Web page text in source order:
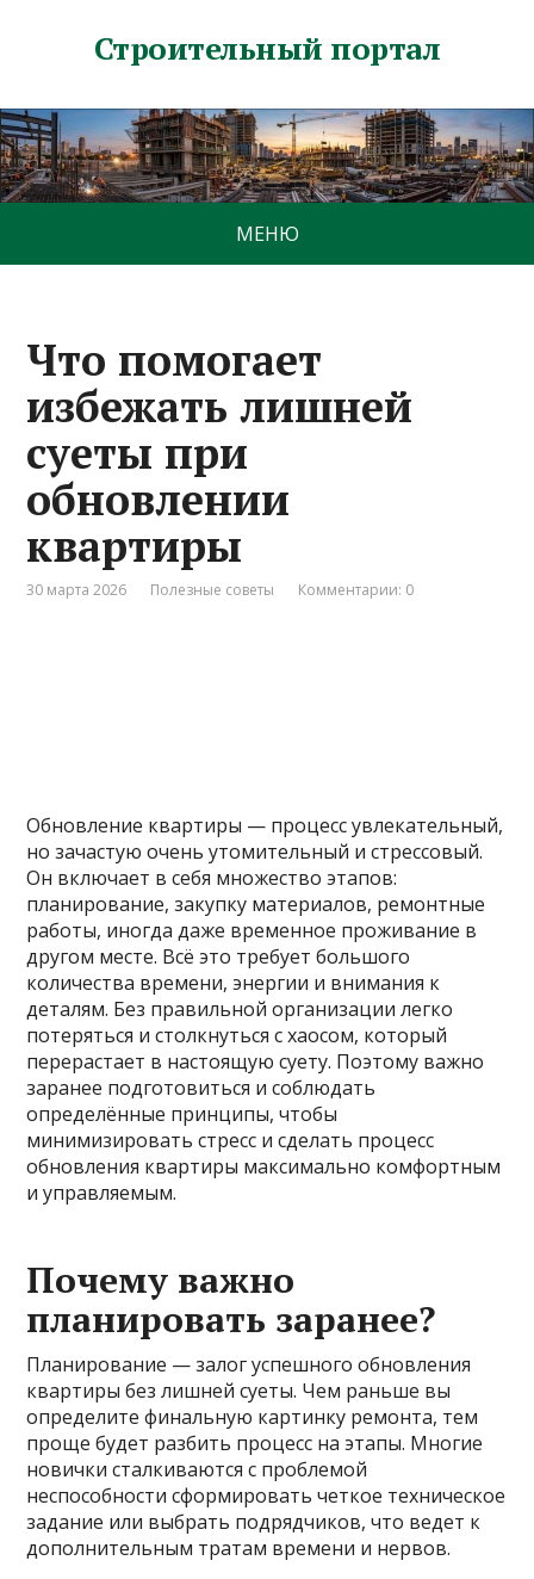
Строительный портал
МЕНЮ
Что помогает
избежать лишней
суеты при
обновлении
квартиры
30 марта 2026 Полезные советы Комментарии: 0
Обновление квартиры — процесс увлекательный,
но зачастую очень утомительный и стрессовый.
Он включает в себя множество этапов:
планирование, закупку материалов, ремонтные
работы, иногда даже временное проживание в
другом месте. Всё это требует большого
количества времени, энергии и внимания к
деталям. Без правильной организации легко
потеряться и столкнуться с хаосом, который
перерастает в настоящую суету. Поэтому важно
заранее подготовиться и соблюдать
определённые принципы, чтобы
минимизировать стресс и сделать процесс
обновления квартиры максимально комфортным
и управляемым.
Почему важно
планировать заранее?
Планирование — залог успешного обновления
квартиры без лишней суеты. Чем раньше вы
определите финальную картинку ремонта, тем
проще будет разбить процесс на этапы. Многие
новички сталкиваются с проблемой
неспособности сформировать четкое техническое
задание или выбрать подрядчиков, что ведет к
дополнительным тратам времени и нервов.